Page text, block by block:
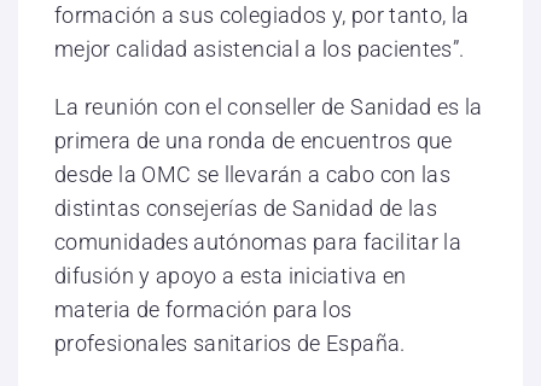
formación a sus colegiados y, por tanto, la
mejor calidad asistencial a los pacientes”.
La reunión con el conseller de Sanidad es la
primera de una ronda de encuentros que
desde la OMC se llevarán a cabo con las
distintas consejerías de Sanidad de las
comunidades autónomas para facilitar la
difusión y apoyo a esta iniciativa en
materia de formación para los
profesionales sanitarios de España.